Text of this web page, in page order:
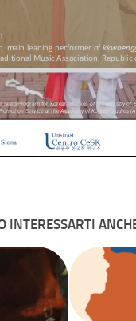
INTERESSARTI